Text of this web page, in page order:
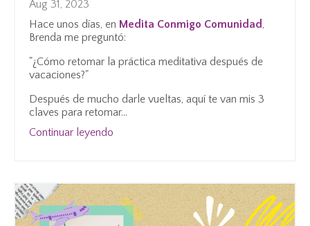
Aug 31, 2023
Hace unos días, en Medita Conmigo Comunidad
Brenda me preguntó:
"¿Cómo retomar la práctica meditativa después de
vacaciones?"
Después de mucho darle vueltas, aquí te van mis 3
claves para retomar...
Continuar leyendo